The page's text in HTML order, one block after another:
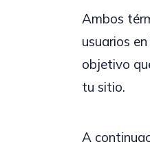
Ambos
usuarios
objetivo
tu sitio.
A